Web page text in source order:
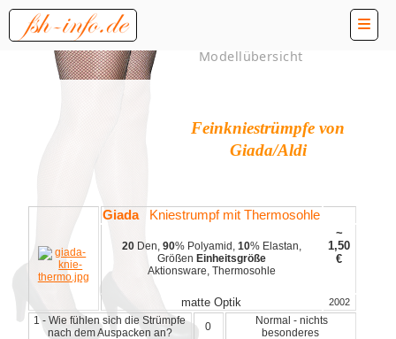
Modellübersicht
Feinkniestrümpfe von
Giada/Aldi
GiadaKniestrumpf mit Thermosohle
20Den, 90% Polyamid, 10% Elastan,
Größen Einheitsgröße
Aktionsware, Thermosohle
~
1,50
€
matte Optik 2002
1 - Wie fühlen sich die Strümpfe
nach dem Auspacken an?
0
Normal - nichts
besonderes